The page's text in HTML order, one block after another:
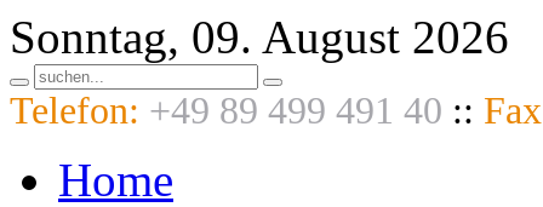
Sonntag, 09. August 2026
Telefon: +49 89 499 491 40 ::
Home